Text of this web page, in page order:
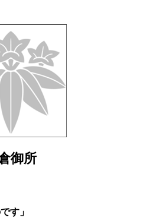
御所
す」